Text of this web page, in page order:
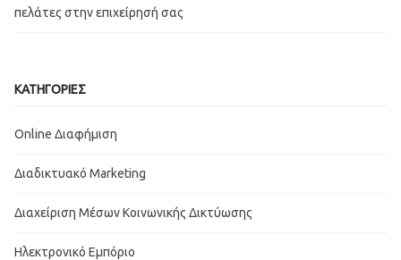
πελάτες στην επιχείρησή σας
ΚΑΤΗΓΟΡΙΕΣ
Online Διαφήμιση
Διαδικτυακό Marketing
Διαχείριση Μέσων Κοινωνικής Δικτύωσης
Ηλεκτρονικό Εμπόριο